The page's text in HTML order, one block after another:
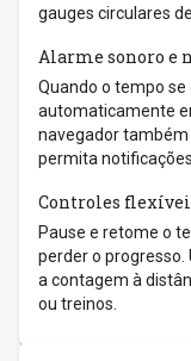
gauges circulares
Alarme sonoro e
Quando o tempo
automaticamente
navegador também
permita notificações.
Controles
Pause e retome o
perder o
a contagem à
ou treinos.